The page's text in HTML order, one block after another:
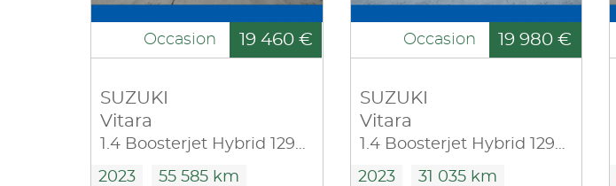
Occasion 19 460 €
SUZUKI
Vitara
1.4 Boosterjet Hybrid 129ch Privilège Allgrip
2023 55 585 km
Occasion 19 980 €
SUZUKI
Vitara
1.4 Boosterjet Hybrid 129ch Style
2023 31 035 km